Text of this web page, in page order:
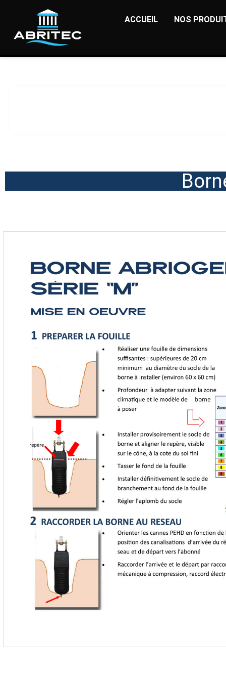
ACCUEIL NOS